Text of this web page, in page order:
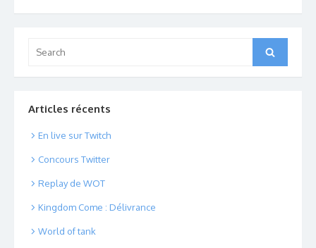
for:
Search
Articles récents
En live sur Twitch
Concours Twitter
Replay de WOT
Kingdom Come : Délivrance
World of tank